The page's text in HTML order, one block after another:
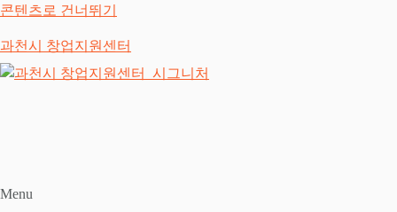
콘텐츠로 건너뛰기
과천시 창업지원센터
Menu